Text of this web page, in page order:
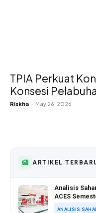
TPIA Perkuat
Konsesi
Riskha - May 26, 2026
ARTIKEL
Analisis
ACES
ANALISIS